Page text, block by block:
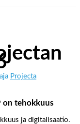
Projecta
on tehokkuus
ja digitalisaatio.